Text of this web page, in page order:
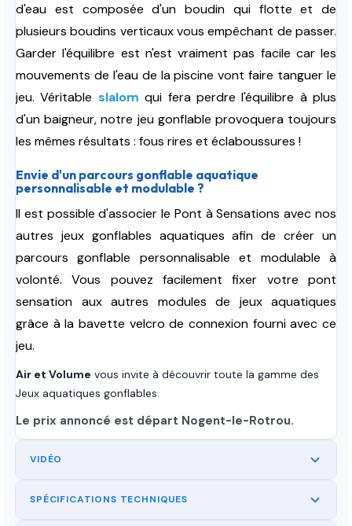
d'eau est composée d'un boudin qui flotte et de
plusieurs boudins verticaux vous empêchant de passer.
Garder l'équilibre est n'est vraiment pas facile car les
mouvements de l'eau de la piscine vont faire tanguer le
jeu. Véritable slalom qui fera perdre l'équilibre à plus
d'un baigneur, notre jeu gonflable provoquera toujours
les mêmes résultats : fous rires et éclaboussures !
Envie d'un parcours gonflable aquatique
personnalisable et modulable ?
Il est possible d'associer le Pont à Sensations avec nos
autres jeux gonflables aquatiques afin de créer un
parcours gonflable personnalisable et modulable à
volonté. Vous pouvez facilement fixer votre pont
sensation aux autres modules de jeux aquatiques
grâce à la bavette velcro de connexion fourni avec ce
jeu.
Air et Volume vous invite à découvrir toute la gamme des
Jeux aquatiques gonflables.
Le prix annoncé est départ Nogent-le-Rotrou.
VIDÉO
SPÉCIFICATIONS TECHNIQUES